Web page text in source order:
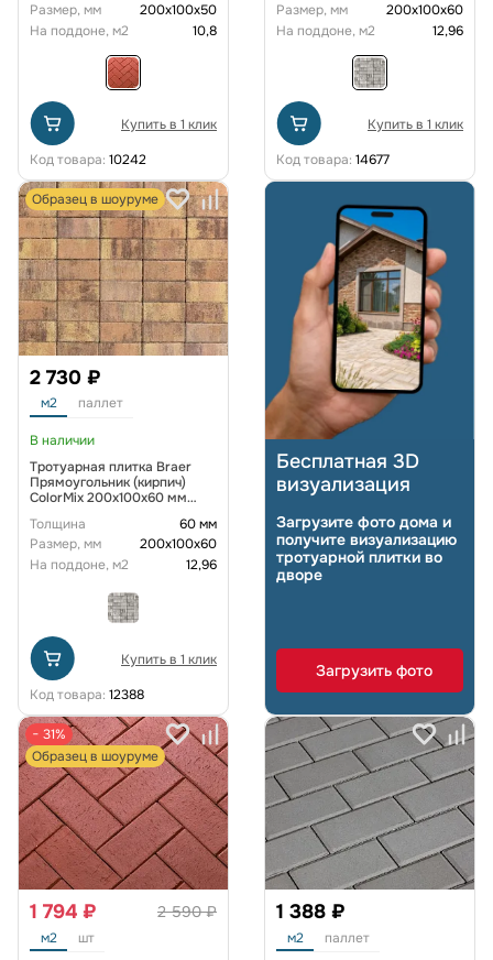
Размер, мм
200х100х50
На поддоне, м2
10,8
Купить в 1 клик
Код товара: 10242
Размер, мм
200х100х60
На поддоне, м2
12,96
Купить в 1 клик
Код товара: 14677
Образец в шоуруме
2 730 ₽
м2 паллет
В наличии
Тротуарная плитка Braer
Прямоугольник (кирпич)
ColorMix 200х100х60 мм
Толщина
60 мм
Размер, мм
200х100х60
На поддоне, м2
12,96
Купить в 1 клик
Код товара: 12388
Бесплатная 3D
визуализация
Загрузите фото дома и
получите визуализацию
тротуарной плитки во
дворе
Загрузить фото
− 31%
Образец в шоуруме
2 590 ₽
1 794 ₽
м2 шт
1 388 ₽
м2 паллет